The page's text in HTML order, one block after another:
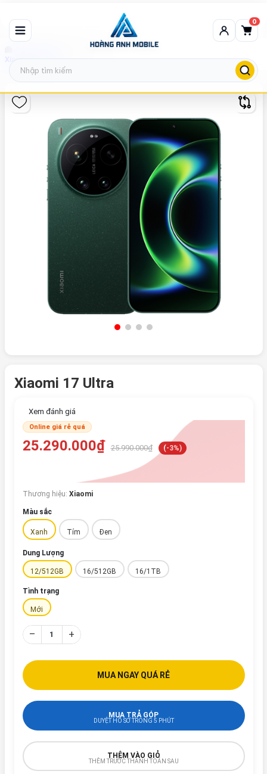
0
Điện Thoại Chơi Game
Xiaomi 17 Ultra
Xiaomi 17 Ultra
Xem đánh giá
Online giá rẻ quá
25.290.000₫ 25.990.000₫ (-3%)
Thương hiệu: Xiaomi
Màu sắc
Xanh Tím Đen
Dung Lượng
12/512GB 16/512GB 16/1TB
Tình trạng
Mới
– +
MUA NGAY QUÁ RẺ
MUA TRẢ GÓP
DUYỆT HỒ SƠ TRONG 5 PHÚT
THÊM VÀO GIỎ
THÊM TRƯỚC THANH TOÁN SAU